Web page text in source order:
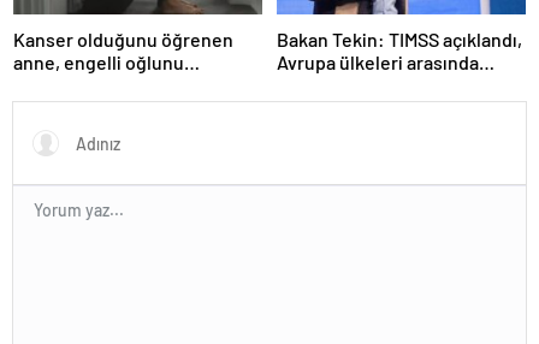
Kanser olduğunu öğrenen
anne, engelli oğlunu
Bakan Tekin: TIMSS açıklandı,
Avrupa ülkeleri arasında